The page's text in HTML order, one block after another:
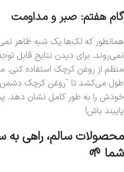
گام هفتم: صبر و مداومت
همانطور که لک‌ها یک شبه ظاهر
نمی‌روند. برای دیدن نتایج قابل
منظم از روغن کرچک استفاده کنی.
طول می‌کشد تا `روغن کرچک دشمن
خودش را به طور کامل نشان دهد.
پایبند باش!
محصولات سالم، راهی به
شما 🌱